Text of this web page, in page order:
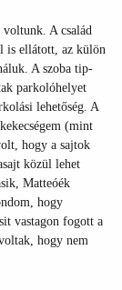
A család
is ellátott, az külön
A szoba tip-
parkolóhelyet
lehetőség. A
(mint
hogy a sajtok
közül lehet
Matteóék
hogy
vastagon fogott a
hogy nem